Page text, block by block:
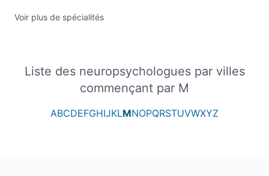
Voir plus de spécialités
Liste des neuropsychologues par villes
commençant par M
ABCDEFGHIJKLMNOPQRSTUVWXYZ